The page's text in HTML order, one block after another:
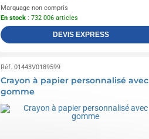
Marquage non compris
En stock: 732 006 articles
DEVIS EXPRESS
Réf. 01443V0189599
Crayon à papier personnalisé avec
gomme